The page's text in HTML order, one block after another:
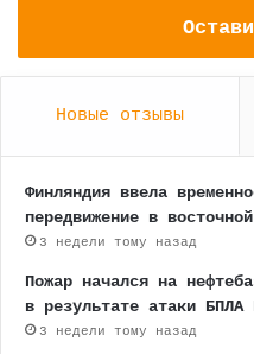
Новые отзывы
Финляндия ввела
передвижение в
3 недели тому назад
Пожар начался на
в результате атаки БПЛА
3 недели тому назад